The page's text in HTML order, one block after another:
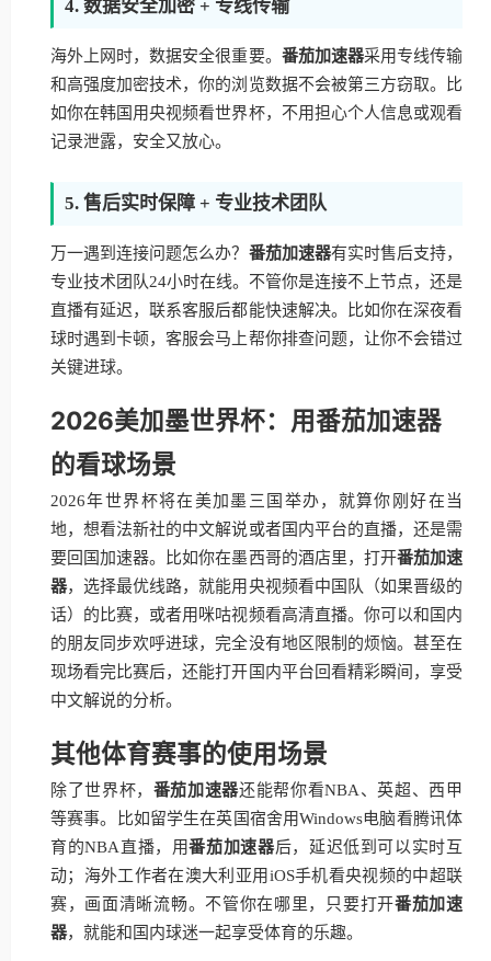
4. 数据安全加密 + 专线传输
海外上网时，数据安全很重要。 番茄加速器采用专线传输
和高强度加密技术，你的浏览数据不会被第三方窃取。比
如你在韩国用央视频看世界杯，不用担心个人信息或观看
记录泄露，安全又放心。
5. 售后实时保障 + 专业技术团队
万一遇到连接问题怎么办？ 番茄加速器有实时售后支持，
专业技术团队24小时在线。不管你是连接不上节点，还是
直播有延迟，联系客服后都能快速解决。比如你在深夜看
球时遇到卡顿，客服会马上帮你排查问题，让你不会错过
关键进球。
2026美加墨世界杯：用番茄加速器
的看球场景
2026年世界杯将在美加墨三国举办，就算你刚好在当
地，想看法新社的中文解说或者国内平台的直播，还是需
要回国加速器。比如你在墨西哥的酒店里，打开番茄加速
器，选择最优线路，就能用央视频看中国队（如果晋级的
话）的比赛，或者用咪咕视频看高清直播。你可以和国内
的朋友同步欢呼进球，完全没有地区限制的烦恼。甚至在
现场看完比赛后，还能打开国内平台回看精彩瞬间，享受
中文解说的分析。
其他体育赛事的使用场景
除了世界杯， 番茄加速器还能帮你看NBA、英超、西甲
等赛事。比如留学生在英国宿舍用Windows电脑看腾讯体
育的NBA直播，用番茄加速器后，延迟低到可以实时互
动；海外工作者在澳大利亚用iOS手机看央视频的中超联
赛，画面清晰流畅。不管你在哪里，只要打开番茄加速
器，就能和国内球迷一起享受体育的乐趣。